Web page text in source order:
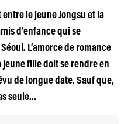
le jeune Jongsu et la
d’enfance qui se
L’amorce de romance
fille doit se rendre en
de longue date. Sauf que,
seule…